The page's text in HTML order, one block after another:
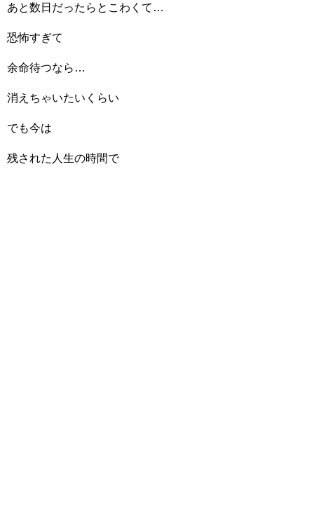
あと数日だったらとこわくて…
恐怖すぎて
余命待つなら…
消えちゃいたいくらい
でも今は
残された人生の時間で